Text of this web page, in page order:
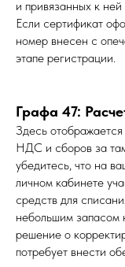
и привязанных к
Если сертификат
номер внесен с
этапе регистрации.
Графа 47:
Здесь
НДС и сборов за
убедитесь, что на
личном кабинете
средств для
небольшим запасом
решение о
потребует внести